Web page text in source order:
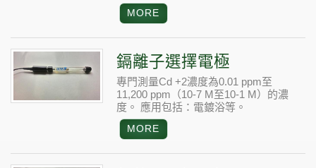
鎘離子選擇電極
專門測量Cd +2濃度為0.01 ppm至
11,200 ppm（10-7 M至10-1 M）的濃
度。 應用包括：電鍍浴等。